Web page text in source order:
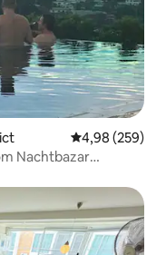
4,98 (259)
Nachtbazar